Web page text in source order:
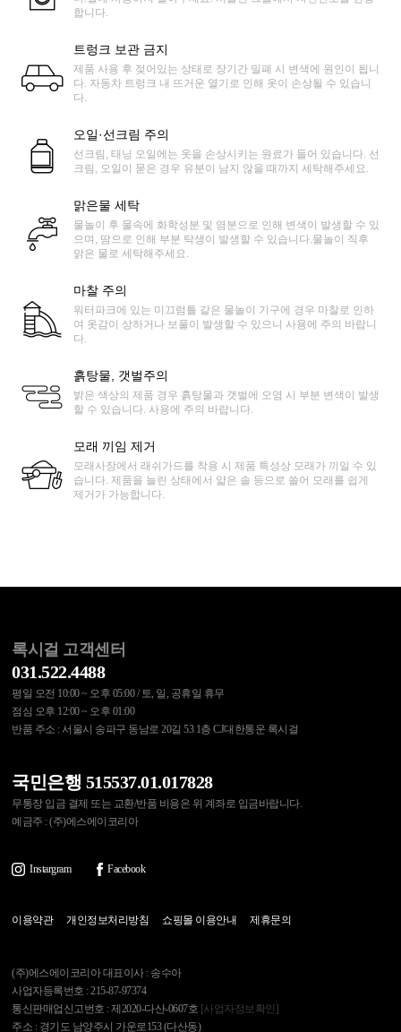
합니다.
트렁크 보관 금지
제품 사용 후 젖어있는 상태로 장기간 밀폐 시 변색에 원인이 됩니
다. 자동차 트렁크 내 뜨거운 열기로 인해 옷이 손상될 수 있습니
다.
오일·선크림 주의
선크림, 태닝 오일에는 옷을 손상시키는 원료가 들어 있습니다. 선
크림, 오일이 묻은 경우 유분이 남지 않을 때까지 세탁해주세요.
맑은물 세탁
물놀이 후 물속에 화학성분 및 염분으로 인해 변색이 발생할 수 있
으며, 땀으로 인해 부분 탁생이 발생할 수 있습니다.물놀이 직후
맑은 물로 세탁해주세요.
마찰 주의
워터파크에 있는 미끄럼틀 같은 물놀이 기구에 경우 마찰로 인하
여 옷감이 상하거나 보풀이 발생할 수 있으니 사용에 주의 바랍니
다.
흙탕물, 갯벌주의
밝은 색상의 제품 경우 흙탕물과 갯벌에 오염 시 부분 변색이 발생
할 수 있습니다. 사용에 주의 바랍니다.
모래 끼임 제거
모래사장에서 래쉬가드를 착용 시 제품 특성상 모래가 끼일 수 있
습니다. 제품을 늘린 상태에서 얇은 솔 등으로 쓸어 모래를 쉽게
제거가 가능합니다.
록시걸 고객센터
031.522.4488
평일 오전 10:00 ~ 오후 05:00 / 토, 일, 공휴일 휴무
점심 오후 12:00 ~ 오후 01:00
반품 주소 : 서울시 송파구 동남로 20길 53 1층 CJ대한통운 록시걸
국민은행 515537.01.017828
무통장 입금 결제 또는 교환/반품 비용은 위 계좌로 입금바랍니다.
예금주 : (주)에스에이코리아
Instargram Facebook
이용약관 개인정보처리방침 쇼핑몰 이용안내 제휴문의
(주)에스에이코리아 대표이사 : 송수아
사업자등록번호 : 215-87-97374
통신판매업신고번호 : 제2020-다산-0607호 [사업자정보확인]
주소 : 경기도 남양주시 가운로153 (다산동)